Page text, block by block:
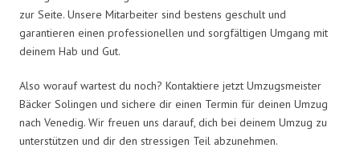
zur Seite. Unsere Mitarbeiter sind bestens geschult und
garantieren einen professionellen und sorgfältigen Umgang mit
deinem Hab und Gut.
Also worauf wartest du noch? Kontaktiere jetzt Umzugsmeister
Bäcker Solingen und sichere dir einen Termin für deinen Umzug
nach Venedig. Wir freuen uns darauf, dich bei deinem Umzug zu
unterstützen und dir den stressigen Teil abzunehmen.